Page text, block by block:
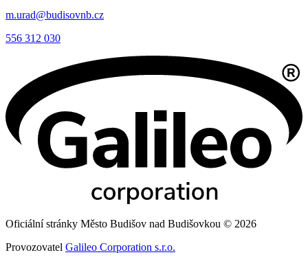
m.urad@budisovnb.cz
556 312 030
Oficiální stránky Město Budišov nad Budišovkou © 2026
Provozovatel Galileo Corporation s.r.o.